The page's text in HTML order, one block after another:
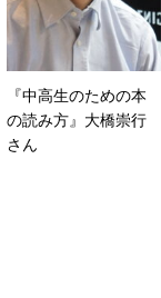
『中高生のための本
の読み方』大橋崇行
さん